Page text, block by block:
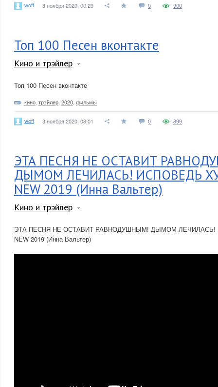
woff 3 ноября 2020, 00:29 0 900
Топ 100 Песен вконтакте
Кино и трэйлер
Топ 100 Песен вконтакте
кино трэйлер 2020 фильмы
woff 3 ноября 2020, 08:01 0 899
ЭТА ПЕСНЯ НЕ ОСТАВИТ
ДЫМОМ ЛЕЧИЛАСЬ! ИСПОВЕДЬ
NEW 2019 (Инна Вальтер)
Кино и трэйлер
ЭТА ПЕСНЯ НЕ ОСТАВИТ РАВНОДУШНЫМ! ДЫМОМ ЛЕЧИЛАСЬ!
NEW 2019 (Инна Вальтер)